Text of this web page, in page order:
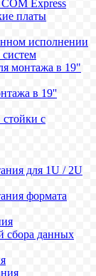
Express
платы
исполнении
монтажа в 19"
в 19''
с
для 1U / 2U
формата
сбора данных